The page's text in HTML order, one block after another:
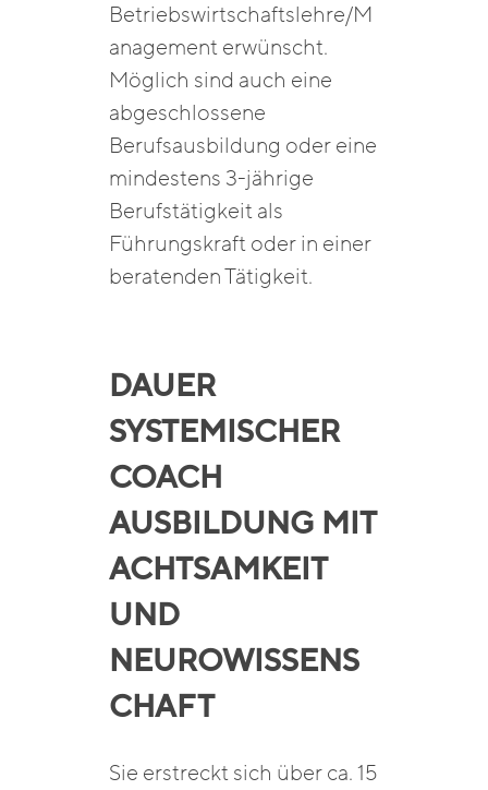
Betriebswirtschaftslehre/M
anagement erwünscht.
Möglich sind auch eine
abgeschlossene
Berufsausbildung oder eine
mindestens 3-jährige
Berufstätigkeit als
Führungskraft oder in einer
beratenden Tätigkeit.
DAUER
SYSTEMISCHER
COACH
AUSBILDUNG MIT
ACHTSAMKEIT
UND
NEUROWISSENS
CHAFT
Sie erstreckt sich über ca. 15